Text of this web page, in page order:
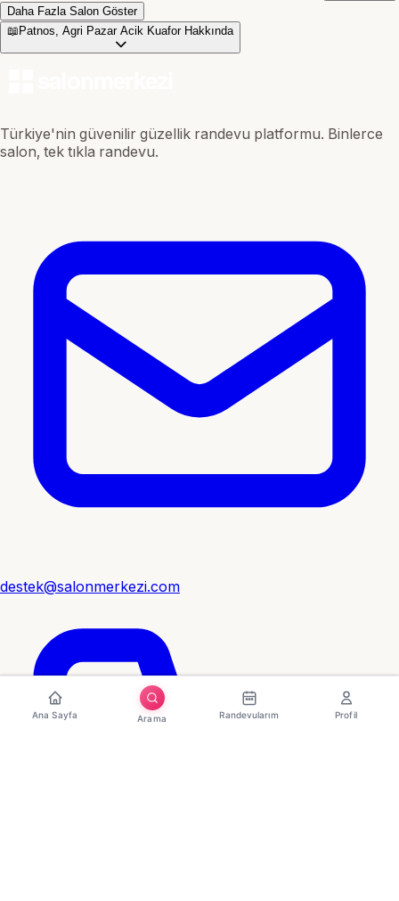
Daha Fazla Salon Göster
📖 Patnos, Agri Pazar Acik Kuafor Hakkında
Türkiye'nin güvenilir güzellik randevu platformu. Binlerce
salon, tek tıkla randevu.
destek@salonmerkezi.com
Ana Sayfa Arama Randevularım Profil